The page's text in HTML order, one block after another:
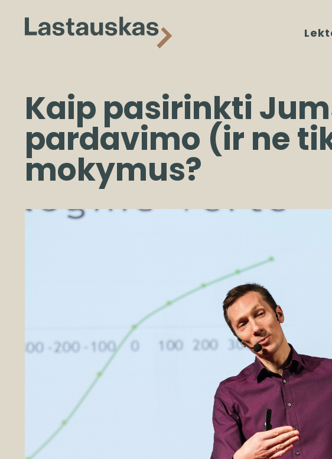
Kaip pasirinkti
pardavimo (ir ne
mokymus?